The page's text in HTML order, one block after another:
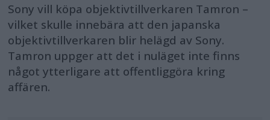
Sony vill köpa objektivtillverkaren Tamron –
vilket skulle innebära att den japanska
objektivtillverkaren blir helägd av Sony.
Tamron uppger att det i nuläget inte finns
något ytterligare att offentliggöra kring
affären.